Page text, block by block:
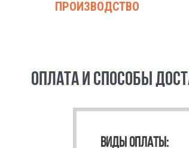
ПРОИЗВОДСТВО
ОПЛАТА И СПОСОБЫ
ВИДЫ ОПЛАТЫ: